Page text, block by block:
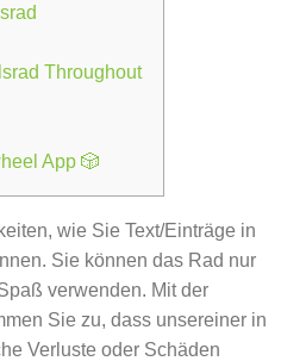
Throughout
App 🎲
wie Sie Text/Einträge in
Sie können das Rad nur
verwenden. Mit der
Sie zu, dass unsereiner in
Verluste oder Schäden